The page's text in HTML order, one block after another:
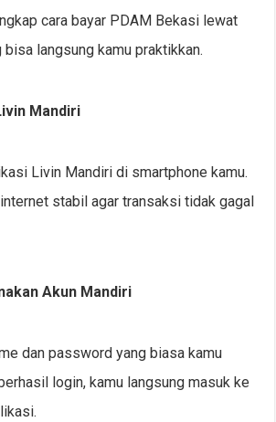
cara bayar PDAM Bekasi lewat
langsung kamu praktikkan.
Mandiri
Livin Mandiri di smartphone kamu.
stabil agar transaksi tidak gagal
Akun Mandiri
dan password yang biasa kamu
login, kamu langsung masuk ke